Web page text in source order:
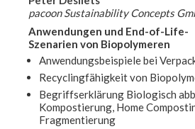
pacoon Sustainability Concepts
Anwendungen und End-of-Life-
Szenarien von Biopolymeren
Anwendungsbeispiele bei
Recyclingfähigkeit von
Begriffserklärung Biologisch
Kompostierung, Home
Fragmentierung